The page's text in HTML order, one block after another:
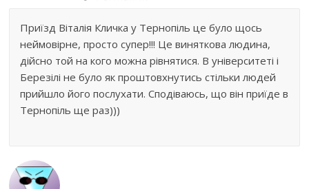
Приїзд Віталія Кличка у Тернопіль це було щось
неймовірне, просто супер!!! Це виняткова людина,
дійсно той на кого можна рівнятися. В університеті і
Березілі не було як проштовхнутись стільки людей
прийшло його послухати. Сподіваюсь, що він приїде в
Тернопіль ще раз)))